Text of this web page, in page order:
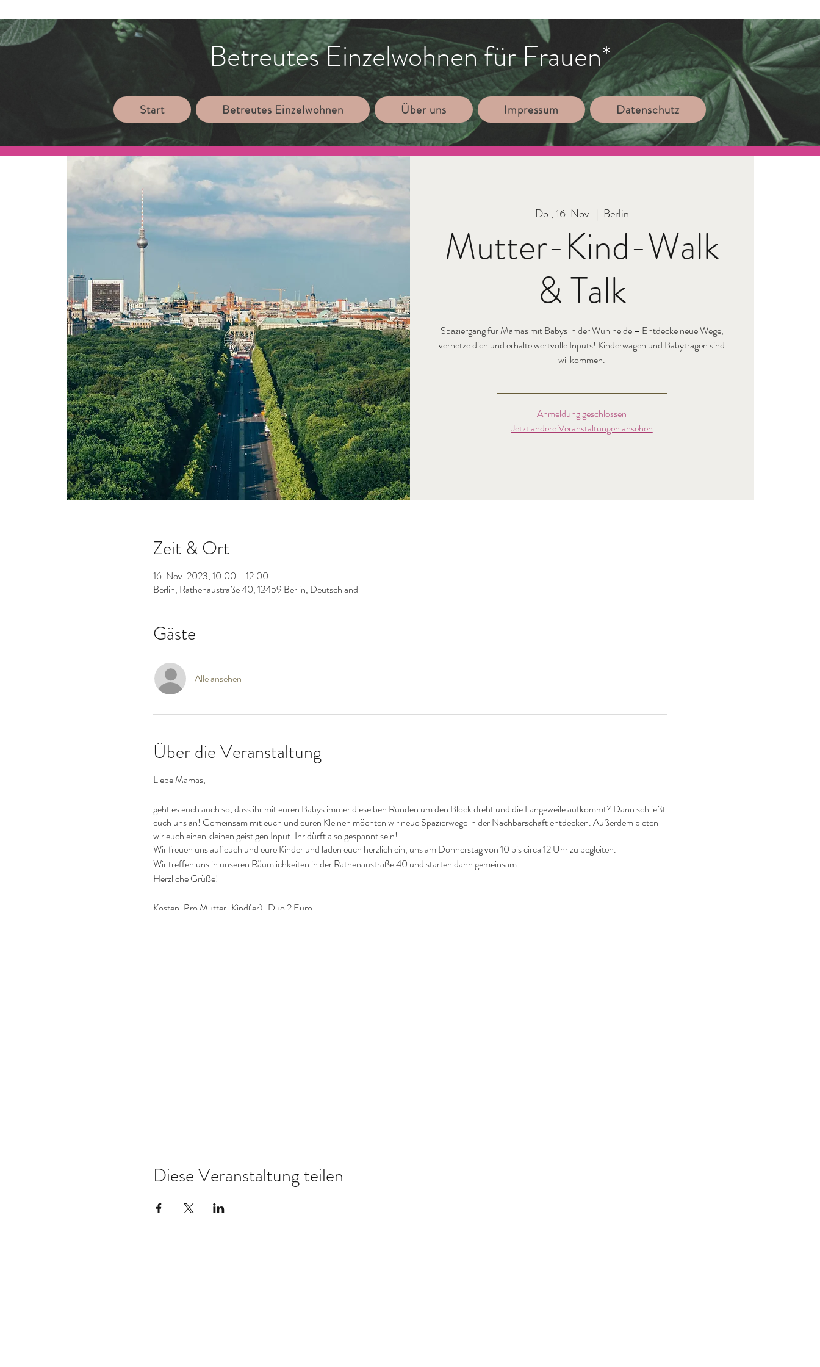
Betreutes Einzelwohnen für Frauen*
Start Betreutes Einzelwohnen Über uns Impressum Datenschutz
Do., 16. Nov.
  |
Berlin
Mutter-Kind-Walk
& Talk
Spaziergang für Mamas mit Babys in der Wuhlheide – Entdecke neue Wege,
vernetze dich und erhalte wertvolle Inputs! Kinderwagen und Babytragen sind
willkommen.
Anmeldung geschlossen
Jetzt andere Veranstaltungen ansehen
Zeit & Ort
16. Nov. 2023, 10:00 – 12:00
Berlin, Rathenaustraße 40, 12459 Berlin, Deutschland
Gäste
Alle ansehen
Über die Veranstaltung
Liebe Mamas,
geht es euch auch so, dass ihr mit euren Babys immer dieselben Runden um den Block dreht und die Langeweile aufkommt? Dann schließt
euch uns an! Gemeinsam mit euch und euren Kleinen möchten wir neue Spazierwege in der Nachbarschaft entdecken. Außerdem bieten
wir euch einen kleinen geistigen Input. Ihr dürft also gespannt sein!
Wir freuen uns auf euch und eure Kinder und laden euch herzlich ein, uns am Donnerstag von 10 bis circa 12 Uhr zu begleiten.
Wir treffen uns in unseren Räumlichkeiten in der Rathenaustraße 40 und starten dann gemeinsam.
Herzliche Grüße!
Kosten: Pro Mutter-Kind(er)-Duo 2 Euro
Diese Veranstaltung teilen